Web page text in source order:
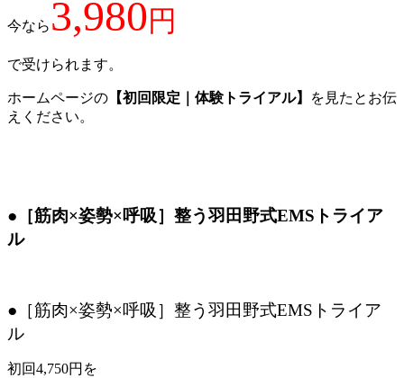
今なら 3,980円
で受けられます。
ホームページの 【初回限定｜体験トライアル】
を見たとお伝
えください。
●［筋肉×姿勢×呼吸］整う羽田野式EMSトライア
ル
●［筋肉×姿勢×呼吸］整う羽田野式EMSトライア
ル
初回4,750円を